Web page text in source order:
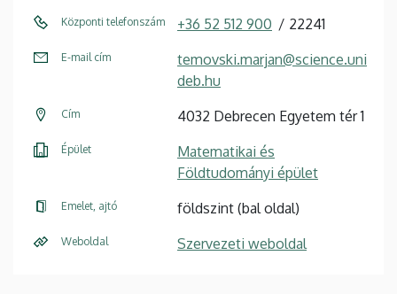
Központi telefonszám +36 52 512 900 22241
E-mail cím
temovski.marjan@science.uni
deb.hu
Cím 4032 Debrecen Egyetem tér 1
Épület
Matematikai és
Földtudományi épület
Emelet, ajtó földszint (bal oldal)
Weboldal Szervezeti weboldal